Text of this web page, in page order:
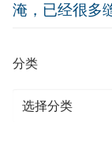
淹，已经很多
分类
分